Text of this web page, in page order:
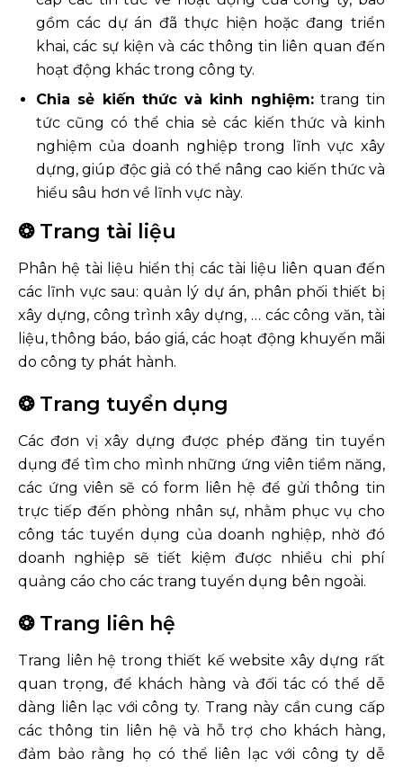
gồm các dự án đã thực hiện hoặc đang triển
khai, các sự kiện và các thông tin liên quan đến
hoạt động khác trong công ty.
Chia sẻ kiến thức và kinh nghiệm:trang tin
tức cũng có thể chia sẻ các kiến thức và kinh
nghiệm của doanh nghiệp trong lĩnh vực xây
dựng, giúp độc giả có thể nâng cao kiến thức và
hiểu sâu hơn về lĩnh vực này.
❂ Trang tài liệu
Phân hệ tài liệu hiển thị các tài liệu liên quan đến
các lĩnh vực sau: quản lý dự án, phân phối thiết bị
xây dựng, công trình xây dựng, … các công văn, tài
liệu, thông báo, báo giá, các hoạt động khuyến mãi
do công ty phát hành.
❂ Trang tuyển dụng
Các đơn vị xây dựng được phép đăng tin tuyển
dụng để tìm cho mình những ứng viên tiềm năng,
các ứng viên sẽ có form liên hệ để gửi thông tin
trực tiếp đến phòng nhân sự, nhằm phục vụ cho
công tác tuyển dụng của doanh nghiệp, nhờ đó
doanh nghiệp sẽ tiết kiệm được nhiều chi phí
quảng cáo cho các trang tuyển dụng bên ngoài.
❂ Trang liên hệ
Trang liên hệ trong thiết kế website xây dựng rất
quan trọng, để khách hàng và đối tác có thể dễ
dàng liên lạc với công ty. Trang này cần cung cấp
các thông tin liên hệ và hỗ trợ cho khách hàng,
đảm bảo rằng họ có thể liên lạc với công ty dễ